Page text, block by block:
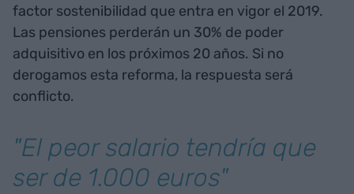
factor sostenibilidad que entra en vigor el 2019.
Las pensiones perderán un 30% de poder
adquisitivo en los próximos 20 años. Si no
derogamos esta reforma, la respuesta será
conflicto.
"El peor salario tendría que
ser de 1.000 euros"